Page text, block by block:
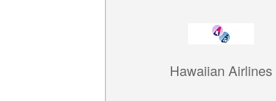
Hawaiian Airlines